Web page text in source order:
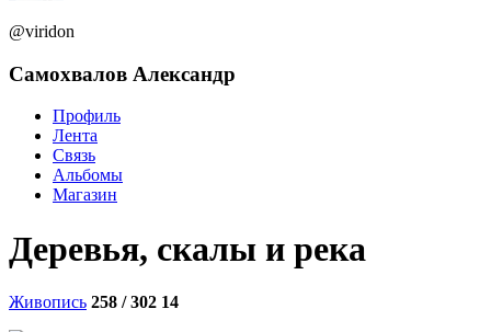
@viridon
Самохвалов Александр
Профиль
Лента
Связь
Альбомы
Магазин
Деревья, скалы и река
Живопись 258 / 302 14